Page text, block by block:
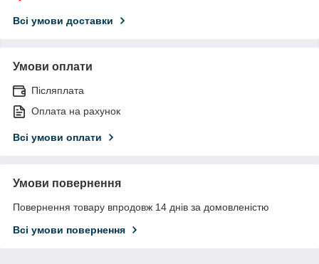
Всі умови доставки
Умови оплати
Післяплата
Оплата на рахунок
Всі умови оплати
Умови повернення
Повернення товару впродовж 14 днів за домовленістю
Всі умови повернення